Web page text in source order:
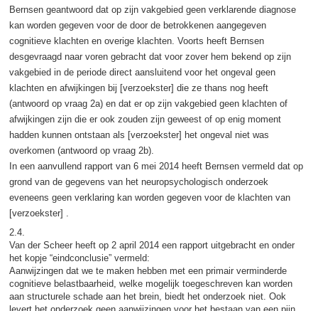
Bernsen geantwoord dat op zijn vakgebied geen verklarende diagnose
kan worden gegeven voor de door de betrokkenen aangegeven
cognitieve klachten en overige klachten. Voorts heeft Bernsen
desgevraagd naar voren gebracht dat voor zover hem bekend op zijn
vakgebied in de periode direct aansluitend voor het ongeval geen
klachten en afwijkingen bij [verzoekster] die ze thans nog heeft
(antwoord op vraag 2a) en dat er op zijn vakgebied geen klachten of
afwijkingen zijn die er ook zouden zijn geweest of op enig moment
hadden kunnen ontstaan als [verzoekster] het ongeval niet was
overkomen (antwoord op vraag 2b).
In een aanvullend rapport van 6 mei 2014 heeft Bernsen vermeld dat op
grond van de gegevens van het neuropsychologisch onderzoek
eveneens geen verklaring kan worden gegeven voor de klachten van
[verzoekster] .
2.4.
Van der Scheer heeft op 2 april 2014 een rapport uitgebracht en onder
het kopje “eindconclusie” vermeld:
Aanwijzingen dat we te maken hebben met een primair verminderde
cognitieve belastbaarheid, welke mogelijk toegeschreven kan worden
aan structurele schade aan het brein, biedt het onderzoek niet. Ook